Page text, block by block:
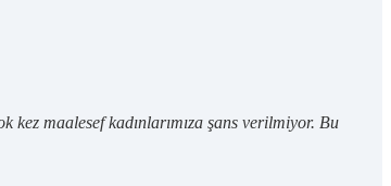
kez maalesef kadınlarımıza şans verilmiyor. Bu